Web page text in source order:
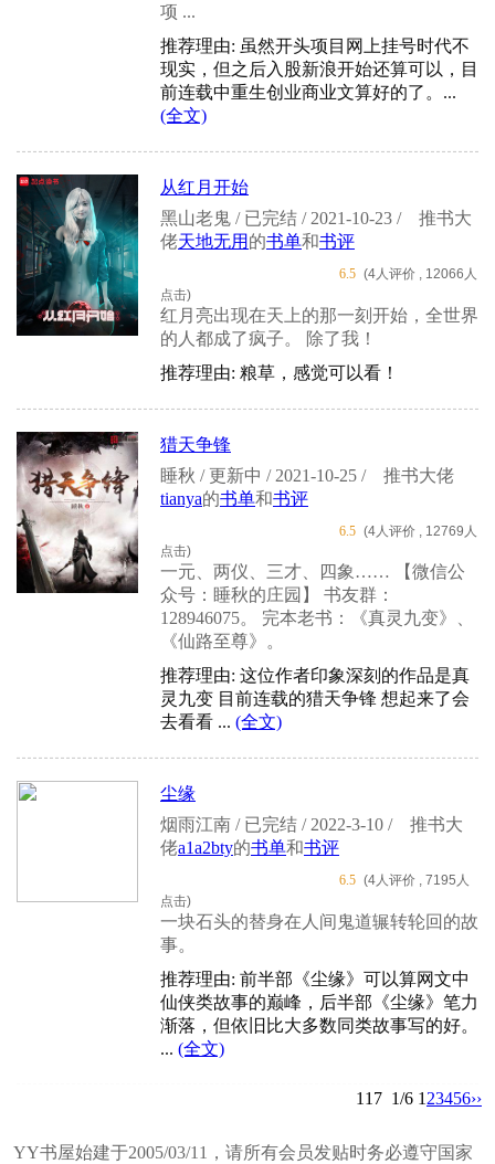
项 ...
推荐理由: 虽然开头项目网上挂号时代不
现实，但之后入股新浪开始还算可以，目
前连载中重生创业商业文算好的了。...
(全文)
从红月开始
黑山老鬼 / 已完结 / 2021-10-23 /
推书大
佬天地无用 的书单和书评
6.5 (4人评价 , 12066人
点击)
红月亮出现在天上的那一刻开始，全世界
的人都成了疯子。 除了我！
推荐理由: 粮草，感觉可以看！
猎天争锋
睡秋 / 更新中 / 2021-10-25 /
推书大佬
tianya的书单和书评
6.5 (4人评价 , 12769人
点击)
一元、两仪、三才、四象…… 【微信公
众号：睡秋的庄园】 书友群：
128946075。 完本老书：《真灵九变》、
《仙路至尊》。
推荐理由: 这位作者印象深刻的作品是真
灵九变 目前连载的猎天争锋 想起来了会
去看看 ... (全文)
尘缘
烟雨江南 / 已完结 / 2022-3-10 /
推书大
佬a1a2bty的书单和书评
6.5 (4人评价 , 7195人
点击)
一块石头的替身在人间鬼道辗转轮回的故
事。
推荐理由: 前半部《尘缘》可以算网文中
仙侠类故事的巅峰，后半部《尘缘》笔力
渐落，但依旧比大多数同类故事写的好。
... (全文)
117 1/6 1 23456››
YY书屋始建于2005/03/11，请所有会员发贴时务必遵守国家